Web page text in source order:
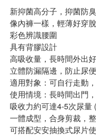
新抑菌高分子，抑菌防臭
像內褲一樣，輕薄好穿脫
彩色辨識腰圍
具有背膠設計
高吸收量，長時間外出
立體防漏隔邊，防止尿
適用對象：可自行走動
使用情境：長時間出門
吸收力約可達4-5次尿量
一體成型，合身剪裁，
可搭配安安抽換式尿片